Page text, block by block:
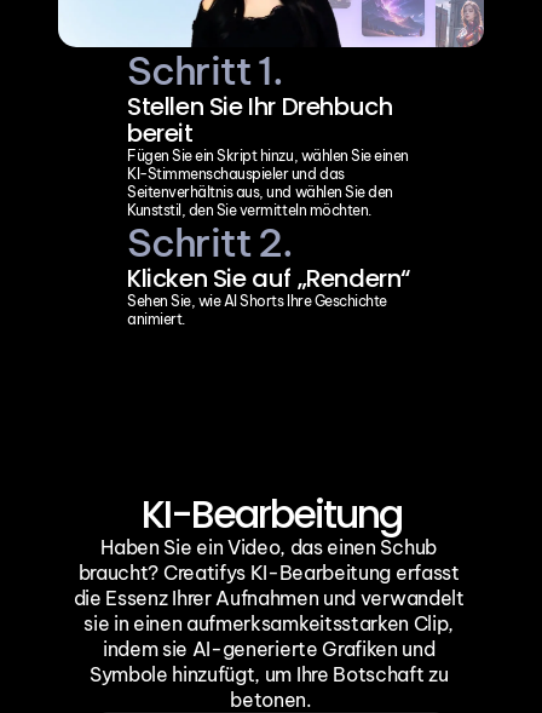
Schritt 1.
Stellen Sie Ihr Drehbuch
bereit
Fügen Sie ein Skript hinzu, wählen Sie einen
KI-Stimmenschauspieler und das
Seitenverhältnis aus, und wählen Sie den
Kunststil, den Sie vermitteln möchten.
Schritt 2.
Klicken Sie auf „Rendern“
Sehen Sie, wie AI Shorts Ihre Geschichte
animiert.
KI-Bearbeitung
Haben Sie ein Video, das einen Schub
braucht? Creatifys KI-Bearbeitung erfasst
die Essenz Ihrer Aufnahmen und verwandelt
sie in einen aufmerksamkeitsstarken Clip,
indem sie AI-generierte Grafiken und
Symbole hinzufügt, um Ihre Botschaft zu
betonen.